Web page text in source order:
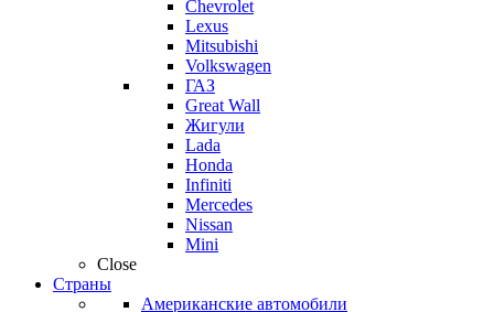
Chevrolet
Lexus
Mitsubishi
Volkswagen
ГАЗ
Great Wall
Жигули
Lada
Honda
Infiniti
Mercedes
Nissan
Mini
Close
Страны
Американские автомобили